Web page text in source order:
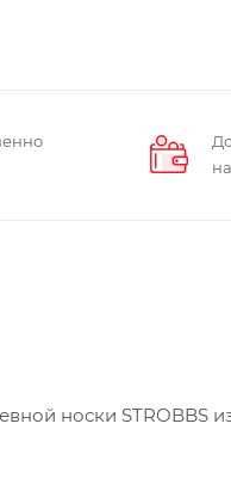
носки STROBBS